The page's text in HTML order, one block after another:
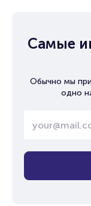
Самые
Обычно мы
одно